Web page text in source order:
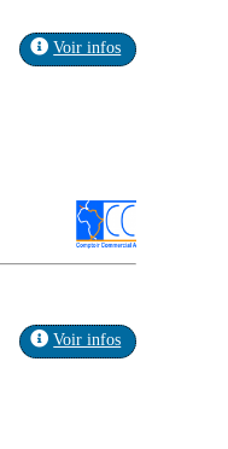
Voir infos
Voir infos